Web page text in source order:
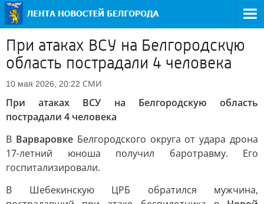
При атаках ВСУ на Белгородскую
область пострадали 4 человека
10 мая 2026, 20:22 СМИ
При атаках ВСУ на Белгородскую область
пострадали 4 человека
В ВарваровкеБелгородского округа от удара дрона
17-летний юноша получил баротравму. Его
госпитализировали.
В Шебекинскую ЦРБ обратился мужчина,